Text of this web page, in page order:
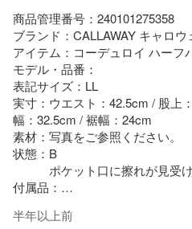
商品管理番号：240101275358
ブランド：CALLAWAY キャロウ
アイテム：コーデュロイ ハーフ
モデル・品番：
表記サイズ：LL
実寸：ウエスト：42.5cm / 股上
幅：32.5cm / 裾幅：24cm
素材：写真をご参照ください。
状態：B
ポケット口に擦れが見受け
付属品：
[状態評価ランク]
半年以上前